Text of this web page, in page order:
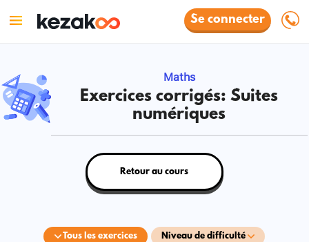
Se connecter
Maths
Exercices corrigés: Suites
numériques
Tous les exercices Niveau de difficulté
Retour au cours